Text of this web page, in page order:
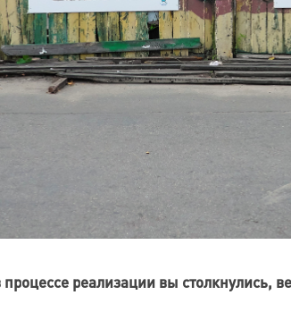
реализации вы столкнулись,